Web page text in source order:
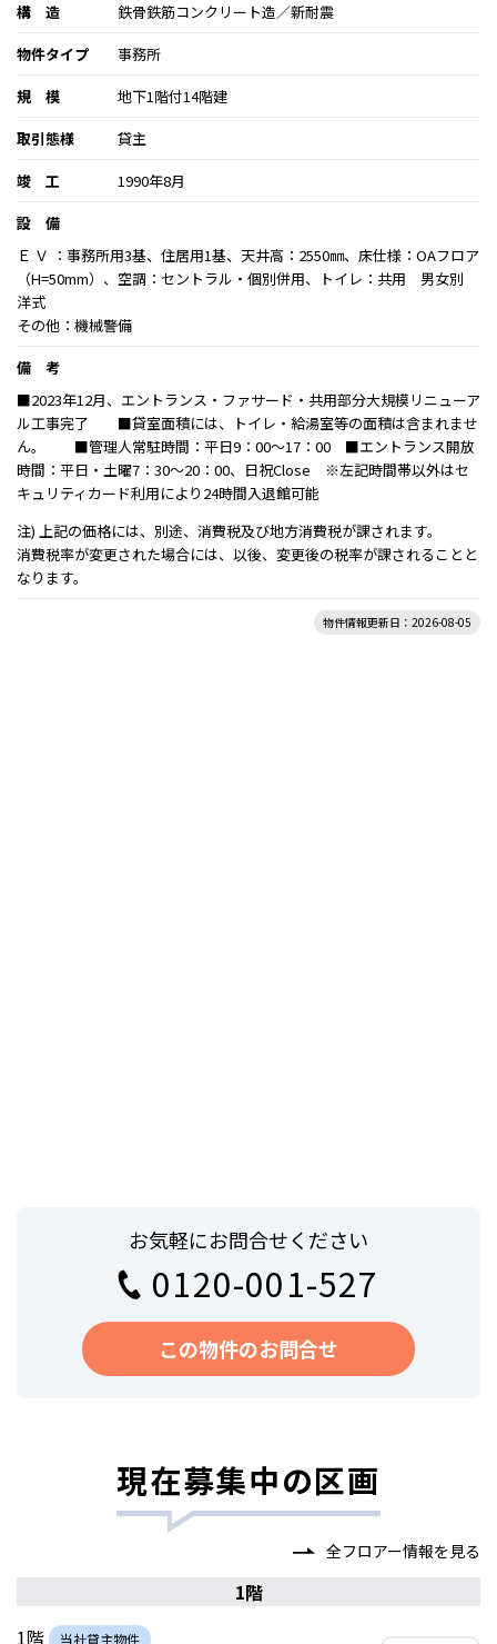
構 造
鉄骨鉄筋コンクリート造／新耐震
物件タイプ
事務所
規 模
地下1階付14階建
取引態様
貸主
竣 工
1990年8月
設 備
Ｅ Ｖ ：事務所用3基、住居用1基、天井高：2550㎜、床仕様：OAフロア
（H=50mm）、空調：セントラル・個別併用、トイレ：共用 男女別
洋式
その他：機械警備
備 考
■2023年12月、エントランス・ファサード・共用部分大規模リニューア
ル工事完了 ■貸室面積には、トイレ・給湯室等の面積は含まれませ
ん。 ■管理人常駐時間：平日9：00～17：00 ■エントランス開放
時間：平日・土曜7：30～20：00、日祝Close ※左記時間帯以外はセ
キュリティカード利用により24時間入退館可能
注) 上記の価格には、別途、消費税及び地方消費税が課されます。
消費税率が変更された場合には、以後、変更後の税率が課されることと
なります。
物件情報更新日：2026-08-05
お気軽にお問合せください
0120-001-527
この物件のお問合せ
現在募集中の区画
全フロアー情報を見る
1階
1階
当社貸主物件